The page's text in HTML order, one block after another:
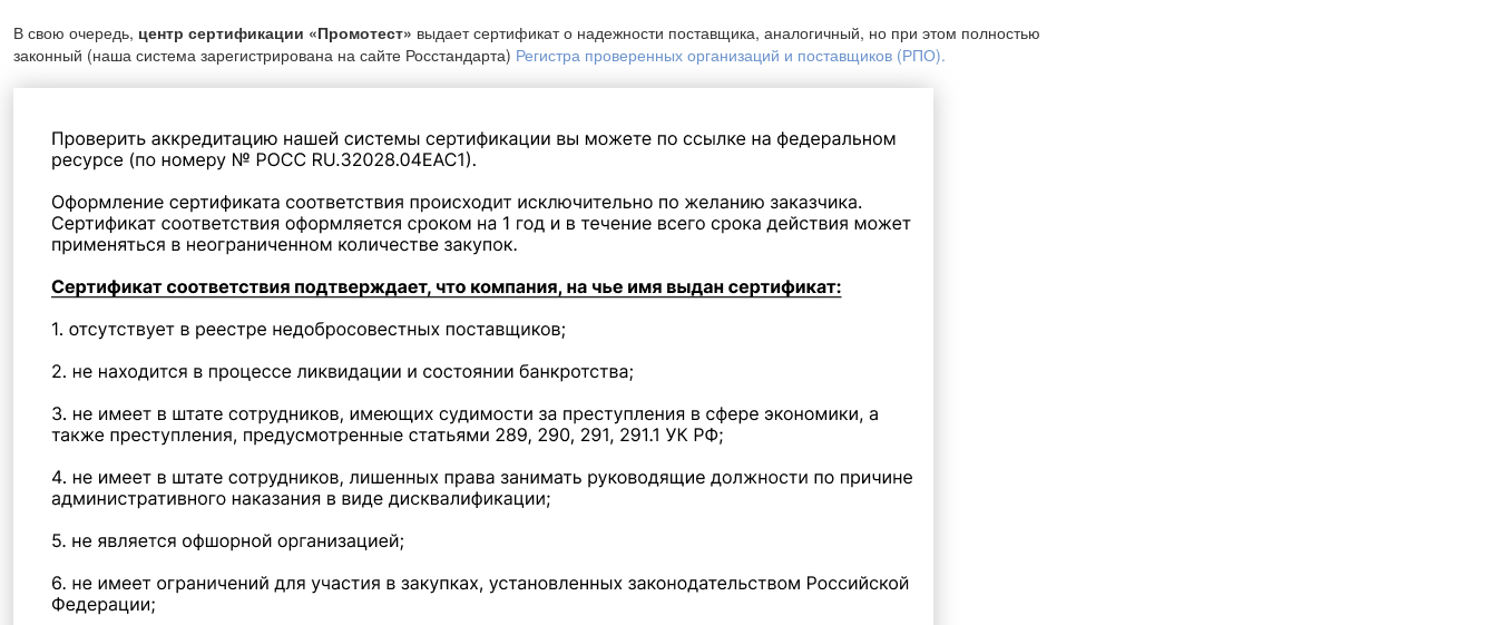
В свою очередь, центр сертификации «Промотест» выдает сертификат о надежности поставщика, аналогичный, но при этом полностью
законный (наша система зарегистрирована на сайте Росстандарта) Регистра проверенных организаций и поставщиков (РПО).